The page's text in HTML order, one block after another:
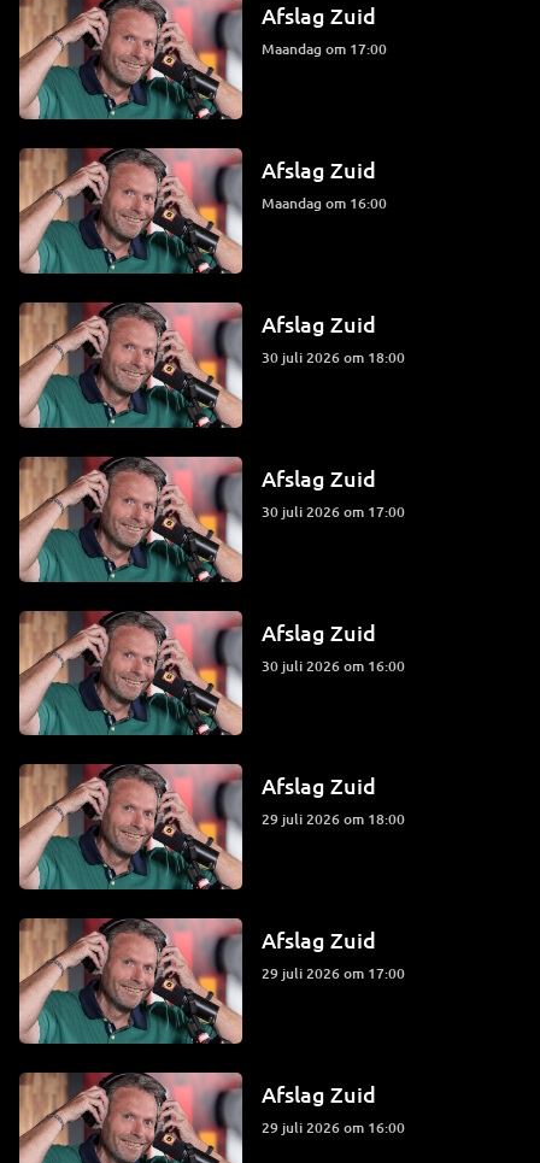
Afslag Zuid
maandag om 17:00
Afslag Zuid
maandag om 16:00
Afslag Zuid
30 juli 2026 om 18:00
Afslag Zuid
30 juli 2026 om 17:00
Afslag Zuid
30 juli 2026 om 16:00
Afslag Zuid
29 juli 2026 om 18:00
Afslag Zuid
29 juli 2026 om 17:00
Afslag Zuid
29 juli 2026 om 16:00